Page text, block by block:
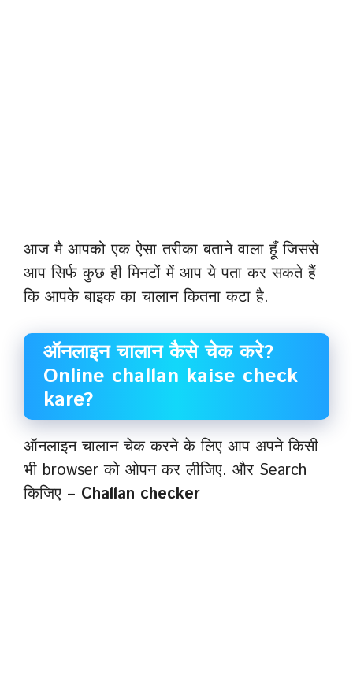
आज मै आपको एक ऐसा तरीका बताने वाला हूँ जिससे
आप सिर्फ कुछ ही मिनटों में आप ये पता कर सकते हैं
कि आपके बाइक का चालान कितना कटा है.
ऑनलाइन चालान कैसे चेक करे?
Online challan kaise check
kare?
ऑनलाइन चालान चेक करने के लिए आप अपने किसी
भी browser को ओपन कर लीजिए. और Search
किजिए – Challan checker